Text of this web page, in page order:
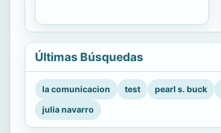
Últimas Búsquedas
la comunicacion test pearl s. buck
julia navarro